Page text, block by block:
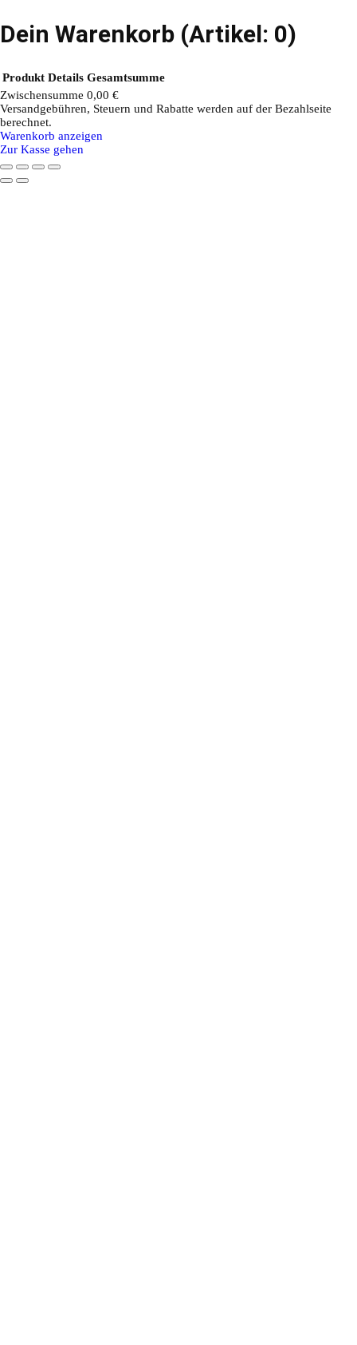
Dein Warenkorb (Artikel: 0)
Produkte
im
Warenkorb
Produkt Details Gesamtsumme
Zwischensumme 0,00 €
Versandgebühren, Steuern und Rabatte werden auf der Bezahlseite
berechnet.
Warenkorb anzeigen
Zur Kasse gehen